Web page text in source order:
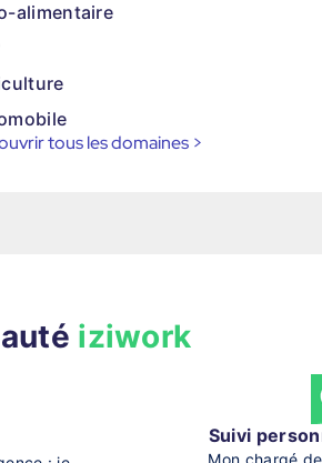
alimentaire
tous les domaines >
iziwork
Suivi
Mon chargé